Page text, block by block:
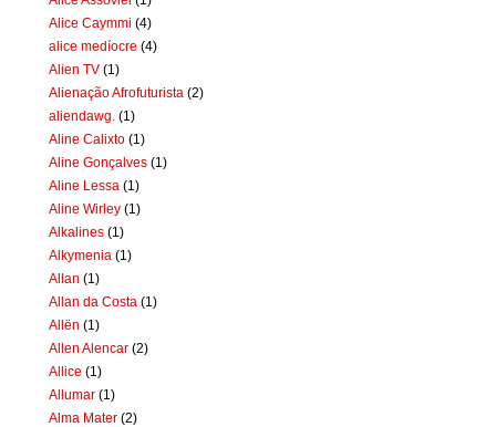
Alice Caymmi (4)
alice medíocre (4)
Alien TV (1)
Alienação Afrofuturista (2)
aliendawg. (1)
Aline Calixto (1)
Aline Gonçalves (1)
Aline Lessa (1)
Aline Wirley (1)
Alkalines (1)
Alkymenia (1)
Allan (1)
Allan da Costa (1)
Allën (1)
Allen Alencar (2)
Allice (1)
Allumar (1)
Alma Mater (2)